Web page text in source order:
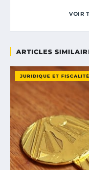
VOIR
ARTICLES
JURIDIQUE ET FISCALITÉ